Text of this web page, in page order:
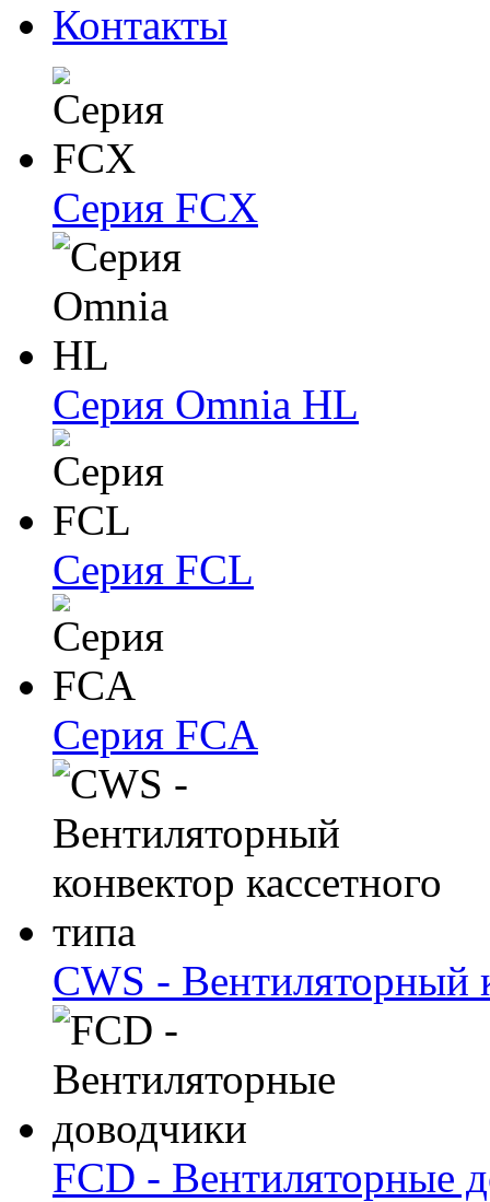
Контакты
Серия FCX
Серия Omnia HL
Серия FCL
Серия FCA
CWS - Вентиляторный
FCD - Вентиляторные